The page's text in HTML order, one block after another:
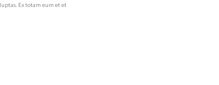
Ex totam eum et et